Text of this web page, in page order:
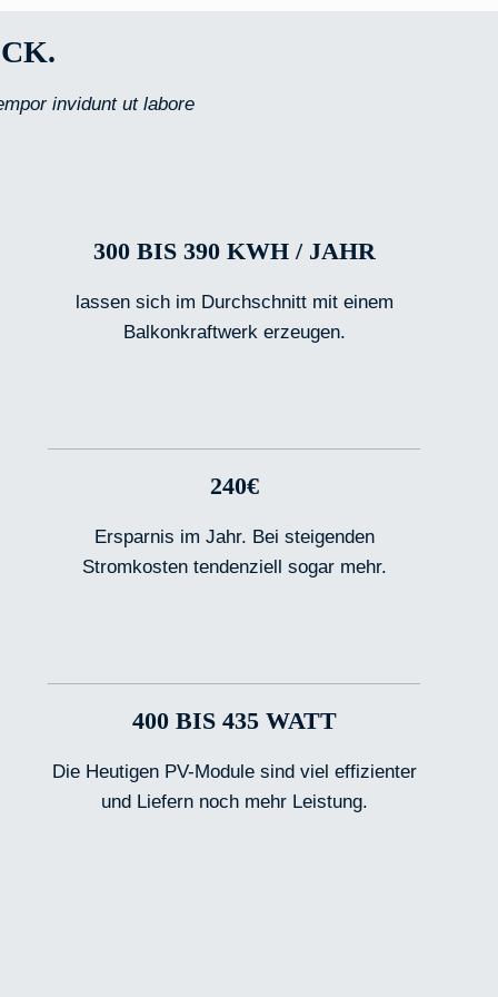
invidunt ut labore
300 BIS 390 KWH / JAHR
lassen sich im Durchschnitt mit einem
Balkonkraftwerk erzeugen.
240€
Ersparnis im Jahr. Bei steigenden
Stromkosten tendenziell sogar mehr.
400 BIS 435 WATT
Die Heutigen PV-Module sind viel effizienter
und Liefern noch mehr Leistung.